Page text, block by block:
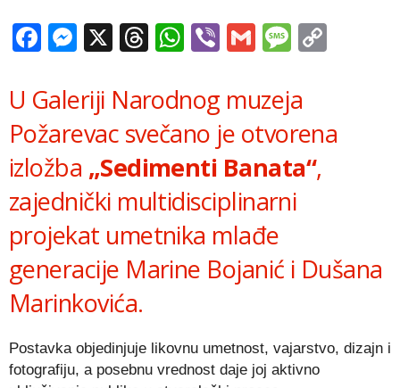
Facebook
Messenger
X Threads
WhatsApp
ViberGmail
U Galeriji Narodnog muzeja
Požarevac svečano je otvorena
izložba „Sedimenti Banata“,
zajednički multidisciplinarni
projekat umetnika mlađe
generacije Marine Bojanić i Dušana
Marinkovića.
Postavka objedinjuje likovnu umetnost, vajarstvo, dizajn i
fotografiju, a posebnu vrednost daje joj aktivno